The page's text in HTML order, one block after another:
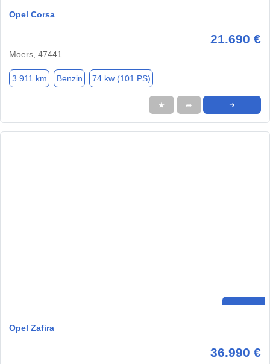
Opel Corsa
21.690 €
Moers, 47441
3.911 km Benzin 74 kw (101 PS)
★ ➦ ➜
Opel Zafira
36.990 €